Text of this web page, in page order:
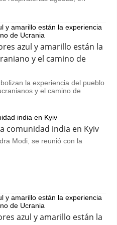
azul y amarillo están la
y el camino de
la experiencia del pueblo
y el camino de
comunidad india en Kyiv
Modi, se reunió con la
azul y amarillo están la